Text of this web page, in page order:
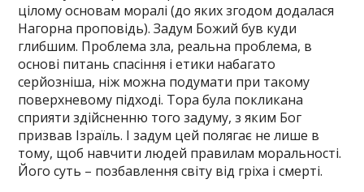
цілому основам моралі (до яких згодом додалася
Нагорна проповідь). Задум Божий був куди
глибшим. Проблема зла, реальна проблема, в
основі питань спасіння і етики набагато
серйозніша, ніж можна подумати при такому
поверхневому підході. Тора була покликана
сприяти здійсненню того задуму, з яким Бог
призвав Ізраїль. І задум цей полягає не лише в
тому, щоб навчити людей правилам моральності.
Його суть – позбавлення світу від гріха і смерті.